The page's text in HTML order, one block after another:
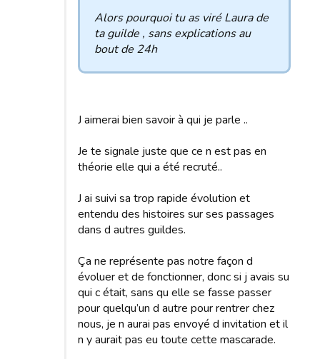
Alors pourquoi tu as viré Laura de
ta guilde , sans explications au
bout de 24h
J aimerai bien savoir à qui je parle ..
Je te signale juste que ce n est pas en
théorie elle qui a été recruté..
J ai suivi sa trop rapide évolution et
entendu des histoires sur ses passages
dans d autres guildes.
Ça ne représente pas notre façon d
évoluer et de fonctionner, donc si j avais su
qui c était, sans qu elle se fasse passer
pour quelqu’un d autre pour rentrer chez
nous, je n aurai pas envoyé d invitation et il
n y aurait pas eu toute cette mascarade.